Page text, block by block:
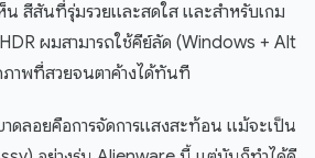
น สีสันที่รุ่มรวยและสดใส และสำหรับเกม
ผมสามารถใช้คีย์ลัด (Windows + Alt
ภาพที่สวยจนตาค้างได้ทันที
ลอยคือการจัดการแสงสะท้อน แม้จะเป็น